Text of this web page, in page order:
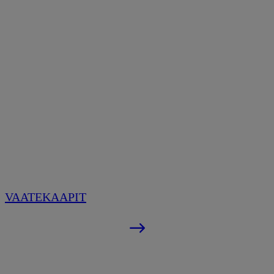
VAATEKAAPIT